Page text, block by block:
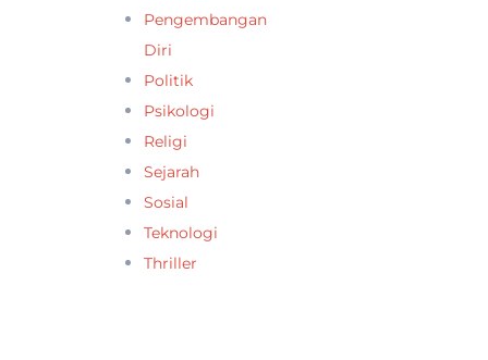
Pengembangan
Diri
Politik
Psikologi
Religi
Sejarah
Sosial
Teknologi
Thriller